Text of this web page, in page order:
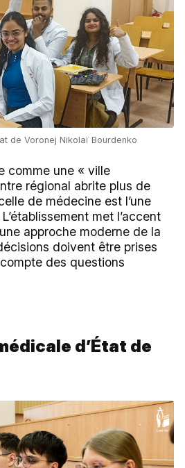
de Voronej Nikolaï Bourdenko
comme une « ville
régional abrite plus de
de médecine est l’une
met l’accent
approche moderne de la
doivent être prises
des questions
d’État de